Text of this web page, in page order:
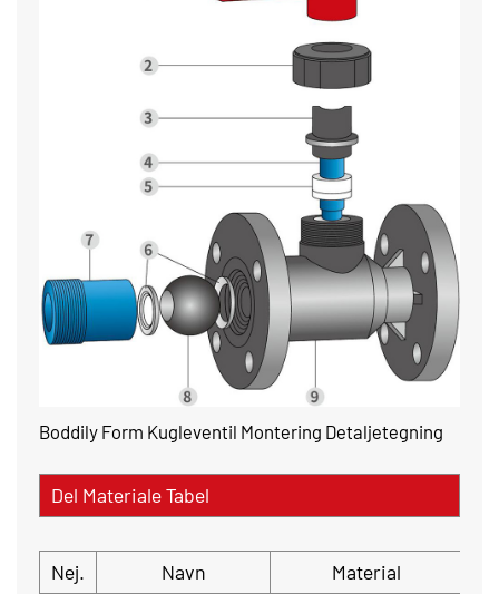
Boddily Form Kugleventil Montering Detaljetegning
Del Materiale Tabel
Nej. Navn
Material